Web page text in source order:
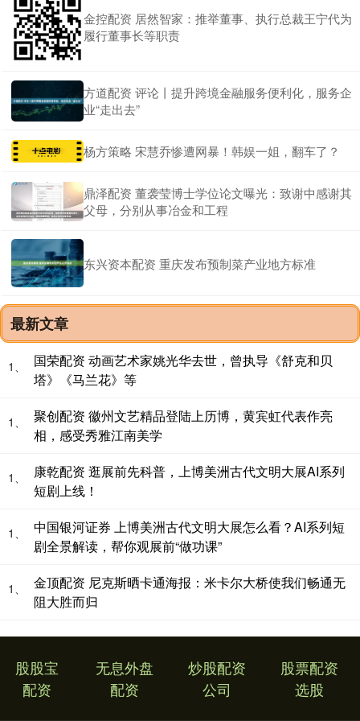
金控配资 居然智家：推举董事、执行总裁王宁代为
履行董事长等职责
方道配资 评论丨提升跨境金融服务便利化，服务企
业“走出去”
杨方策略 宋慧乔惨遭网暴！韩娱一姐，翻车了？
鼎泽配资 董袭莹博士学位论文曝光：致谢中感谢其
父母，分别从事冶金和工程
东兴资本配资 重庆发布预制菜产业地方标准
最新文章
1、
国荣配资 动画艺术家姚光华去世，曾执导《舒克和贝
塔》《马兰花》等
1、
聚创配资 徽州文艺精品登陆上历博，黄宾虹代表作亮
相，感受秀雅江南美学
1、
康乾配资 逛展前先科普，上博美洲古代文明大展AI系列
短剧上线！
1、
中国银河证券 上博美洲古代文明大展怎么看？AI系列短
剧全景解读，帮你观展前“做功课”
1、
金顶配资 尼克斯晒卡通海报：米卡尔大桥使我们畅通无
阻大胜而归
股股宝
配资
无息外盘
配资
炒股配资
公司
股票配资
选股